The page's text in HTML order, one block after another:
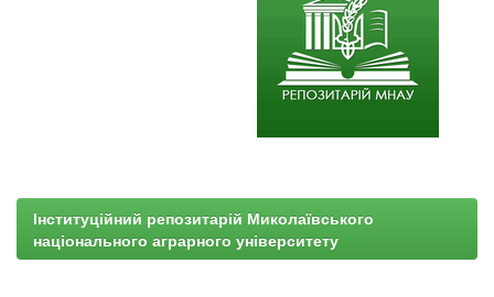
Інституційний репозитарій Миколаївського
національного аграрного університету